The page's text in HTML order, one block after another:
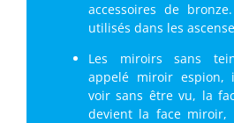
accessoires de
utilisés dans les
Les miroirs sans
appelé miroir espion,
voir sans être vu, la
devient la face